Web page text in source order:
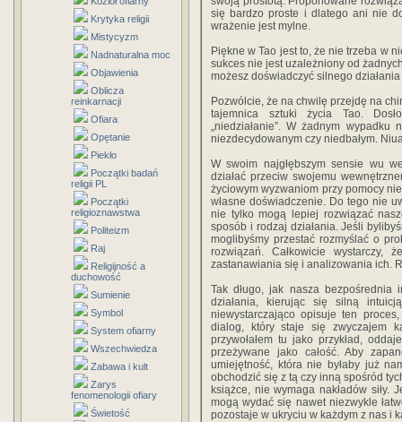
Krytyka religii
Mistycyzm
Nadnaturalna moc
Objawienia
Oblicza
reinkarnacji
Ofiara
Opętanie
Piekło
Początki badań
religii PL
Początki
religioznawstwa
Politeizm
Raj
Religijność a
duchowość
Sumienie
Symbol
System ofiarny
Wszechwiedza
Zabawa i kult
Zarys
fenomenologii ofiary
Świetość
się bardzo proste i dlatego ani nie
wrażenie jest mylne.
Piękne w Tao jest to, że nie trzeba w
sukces nie jest uzależniony od
możesz doświadczyć silnego
Pozwólcie, że na chwilę przejdę na
tajemnica sztuki życia Tao.
„niedziałanie”. W żadnym
niezdecydowanym czy niedbałym.
W swoim najgłębszym sensie wu
działać przeciw swojemu
życiowym wyzwaniom przy pomocy
własne doświadczenie. Do tego nie
nie tylko mogą lepiej rozwiązać
sposób i rodzaj działania. Jeśli
moglibyśmy przestać rozmyślać o
rozwiązań. Całkowicie wystarczy,
zastanawiania się i analizowania ich.
Tak długo, jak nasza bezpośrednia
działania, kierując się silną
niewystarczająco opisuje ten
dialog, który staje się zwyczajem
przywołałem tu jako przykład,
przeżywane jako całość. Aby
umiejętność, która nie byłaby już
obchodzić się z tą czy inną spośród
książce, nie wymaga nakładów siły.
mogą wydać się nawet niezwykle
pozostaje w ukryciu w każdym z nas i